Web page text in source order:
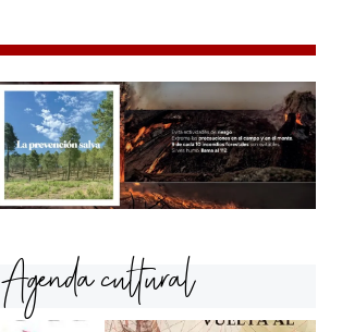
Agenda cultural